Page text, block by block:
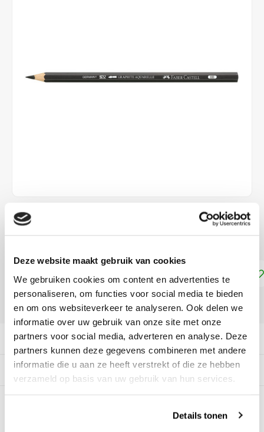
Deze website maakt gebruik van cookies
We gebruiken cookies om content en advertenties te
personaliseren, om functies voor social media te bieden
en om ons websiteverkeer te analyseren. Ook delen we
informatie over uw gebruik van onze site met onze
partners voor social media, adverteren en analyse. Deze
partners kunnen deze gegevens combineren met andere
informatie die u aan ze heeft verstrekt of die ze hebben
verzameld op basis van uw gebruik van hun services.
Details tonen
€2,49
Toevoegen aan winkelwagen
DELEN:
Productomschrijving
Gerelateerde producten